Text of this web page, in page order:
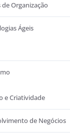
de Organização
Ágeis
e Criatividade
de Negócios